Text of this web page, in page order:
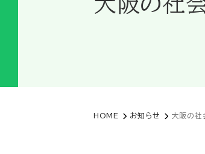
HOME お知らせ 大阪の社